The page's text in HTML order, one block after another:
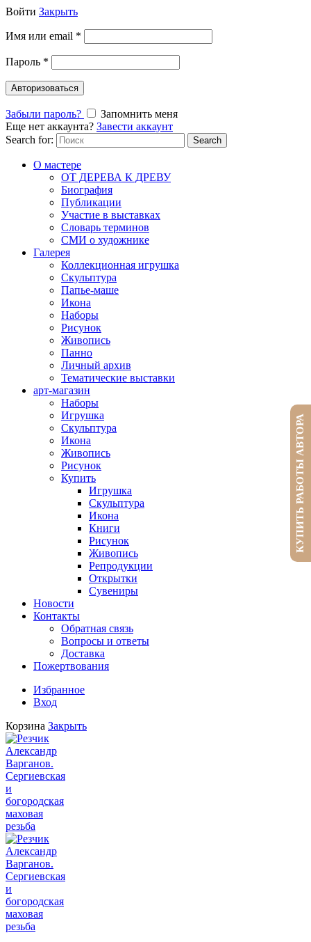
Войти Закрыть
Имя или email *
Пароль *
Авторизоваться
Забыли пароль?
Запомнить меня
Еще нет аккаунта? Завести аккаунт
Search for:
Search
О мастере
ОТ ДЕРЕВА К ДРЕВУ
Биография
Публикации
Участие в выставках
Словарь терминов
СМИ о художнике
Галерея
Коллекционная игрушка
Скульптура
Папье-маше
Икона
Наборы
Рисунок
Живопись
Панно
Личный архив
Тематические выставки
арт-магазин
Наборы
Игрушка
Скульптура
Икона
Живопись
Рисунок
Купить
Игрушка
Скульптура
Икона
Книги
Рисунок
Живопись
Репродукции
Открытки
Сувениры
Новости
Контакты
Обратная связь
Вопросы и ответы
Доставка
Пожертвования
Избранное
Вход
Корзина Закрыть
КУПИТЬ РАБОТЫ АВТОРА